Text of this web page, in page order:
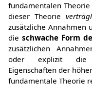
fundamentalen Theorie
dieser Theorie
zusätzliche Annahmen
die schwache Form
zusätzlichen
oder explizit
Eigenschaften der
fundamentale Theorie